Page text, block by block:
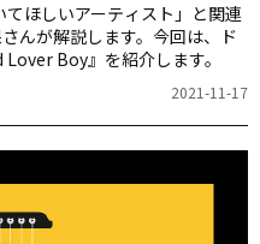
ほしいアーティスト」と関連
んが解説します。今回は、ド
Boy』を紹介します。
2021-11-17